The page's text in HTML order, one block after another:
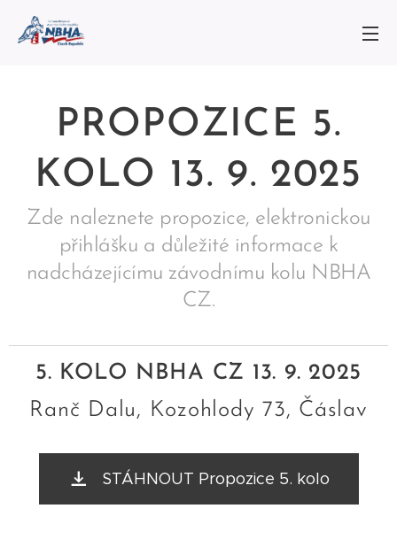
PROPOZICE 5.
KOLO 13. 9. 2025
Zde naleznete propozice, elektronickou
přihlášku a důležité informace k
nadcházejícímu závodnímu kolu NBHA
CZ.
5. KOLO NBHA CZ 13. 9. 2025
Ranč Dalu, Kozohlody 73, Čáslav
STÁHNOUT Propozice 5. kolo